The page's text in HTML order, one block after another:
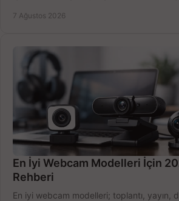
7 Ağustos 2026
En İyi Webcam Modelleri İçin
Rehberi
En iyi webcam modelleri; toplantı, yayın,